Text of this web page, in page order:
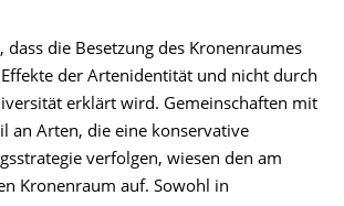
dass die Besetzung des Kronenraumes
der Artenidentität und nicht durch
erklärt wird. Gemeinschaften mit
an Arten, die eine konservative
verfolgen, wiesen den am
Kronenraum auf. Sowohl in